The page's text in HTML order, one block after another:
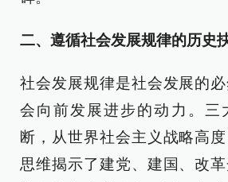
二、遵循社会发展规律的历史
社会发展规律是社会发展的
会向前发展进步的动力。三
断，从世界社会主义战略高
思维揭示了建党、建国、改